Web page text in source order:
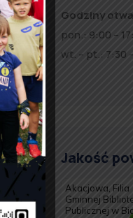
Godziny
pon.: 9:00 –
wt. – pt.: 7:30
Jakość